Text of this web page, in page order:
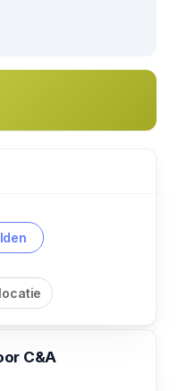
C&A